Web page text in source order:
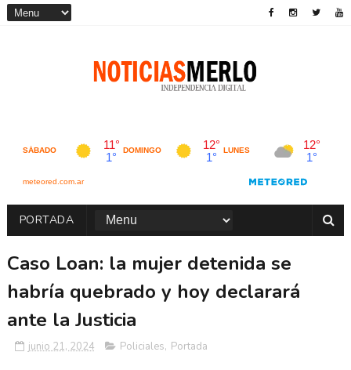
PORTADA
Caso Loan: la mujer detenida se
habría quebrado y hoy declarará
ante la Justicia
junio 21, 2024 Policiales, Portada